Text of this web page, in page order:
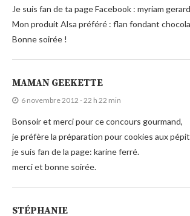
Je suis fan de ta page Facebook : myriam gerard
Mon produit Alsa préféré : flan fondant
Bonne soirée !
MAMAN GEEKETTE
6 novembre 2012 - 22 h 22 min
Bonsoir et merci pour ce concours gourmand,
je préfère la préparation pour cookies aux
je suis fan de la page: karine ferré.
merci et bonne soirée.
STÉPHANIE